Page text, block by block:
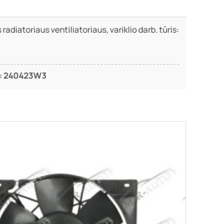
ventiliatoriaus, variklio darb. tūris:
240423W3